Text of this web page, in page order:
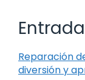
Reparación
diversión y